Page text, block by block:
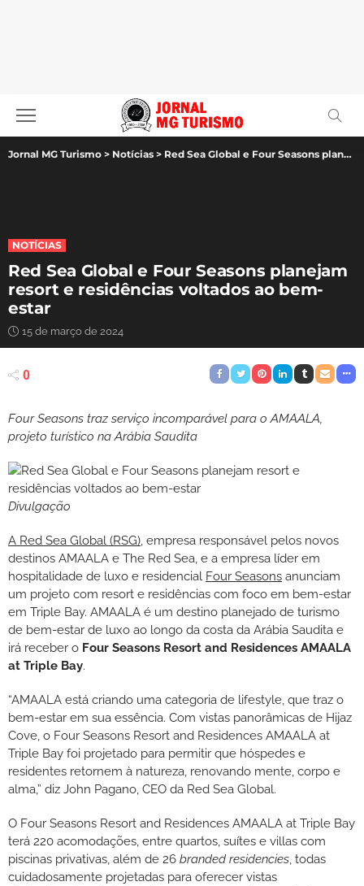
Jornal MG Turismo > Notícias > Red Sea Global e Four Seasons planejam resort e residências voltados ao bem-estar
NOTÍCIAS
Red Sea Global e Four Seasons planejam
resort e residências voltados ao bem-
estar
15 de março de 2024
0
Four Seasons traz serviço incomparável para o AMAALA,
projeto turístico na Arábia Saudita
Divulgação
A Red Sea Global (RSG), empresa responsável pelos novos
destinos AMAALA e The Red Sea, e a empresa líder em
hospitalidade de luxo e residencial Four Seasons anunciam
um projeto com resort e residências com foco em bem-estar
em Triple Bay. AMAALA é um destino planejado de turismo
de bem-estar de luxo ao longo da costa da Arábia Saudita e
irá receber o Four Seasons Resort and Residences AMAALA
at Triple Bay.
“AMAALA está criando uma categoria de lifestyle, que traz o
bem-estar em sua essência. Com vistas panorâmicas de Hijaz
Cove, o Four Seasons Resort and Residences AMAALA at
Triple Bay foi projetado para permitir que hóspedes e
residentes retornem à natureza, renovando mente, corpo e
alma,” diz John Pagano, CEO da Red Sea Global.
O Four Seasons Resort and Residences AMAALA at Triple Bay
terá 220 acomodações, entre quartos, suítes e villas com
piscinas privativas, além de 26 branded residencies, todas
cuidadosamente projetadas para oferecer vistas